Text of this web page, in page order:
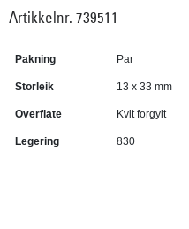
Artikkelnr. 739511
Pakning Par
Storleik 13 x 33 mm
Overflate Kvit forgylt
Legering 830